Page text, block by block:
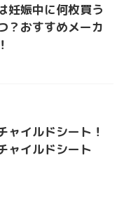
妊娠中に何枚買う
？おすすめメーカ
ャイルドシート！
ャイルドシート